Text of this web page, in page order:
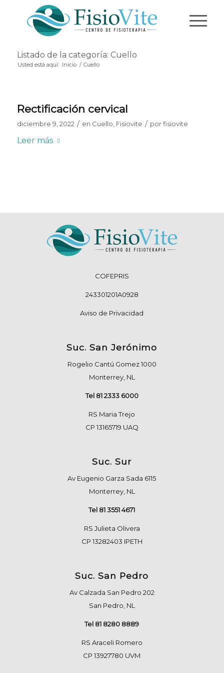
Listado de la categoría: Cuello
Usted está aquí: Inicio / Cuello
Rectificación cervical
diciembre 9, 2022 / en Cuello Fisiovite / porfisiovite
Leer más
COFEPRIS
243301201A0928
Aviso de Privacidad
Suc. San Jerónimo
Rogelio Cantú Gomez 1000
Monterrey, NL
Tel 81 2333 6000
RS Maria Trejo
CP 13165719 UAQ
Suc. Sur
Av Eugenio Garza Sada 6115
Monterrey, NL
Tel 81 3551 4671
RS Julieta Olivera
CP 13282403 IPETH
Suc. San Pedro
Av Calzada San Pedro 202
San Pedro, NL
Tel 81 8280 8889
RS Araceli Romero
CP 13927780 UVM